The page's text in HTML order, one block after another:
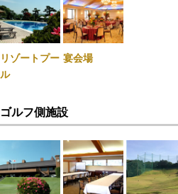
リゾートプー
ル
宴会場
ゴルフ側施設